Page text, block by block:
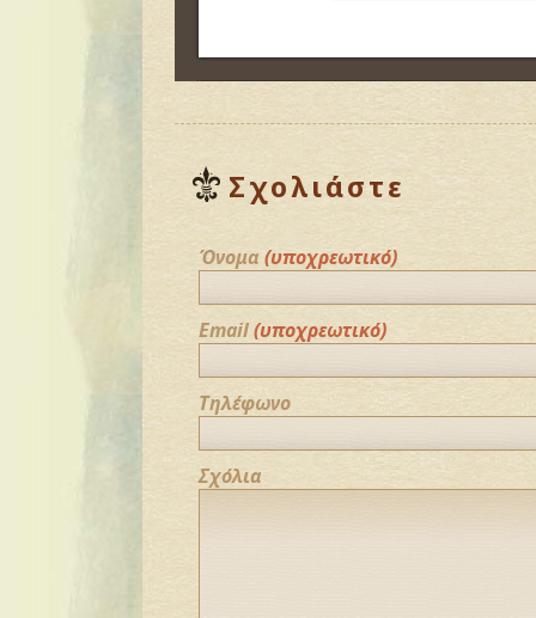
Σχολιάστε
Όνομα (υποχρεωτικό)
Email(υποχρεωτικό)
Τηλέφωνο
Σχόλια